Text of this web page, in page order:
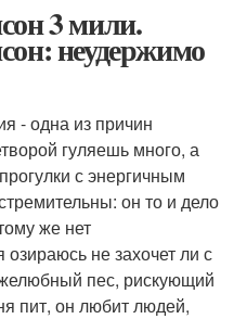
3 мили.
неудержимо
- одна из причин
гуляешь много, а
с энергичным
он то и дело
же нет
не захочет ли с
пес, рискующий
пит, он любит людей,